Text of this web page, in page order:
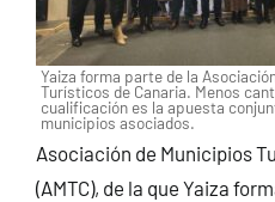
Yaiza forma parte de la
Turísticos de Canaria. Menos
cualificación es la apuesta
municipios asociados.
Asociación de Municipios
(AMTC), de la que Yaiza